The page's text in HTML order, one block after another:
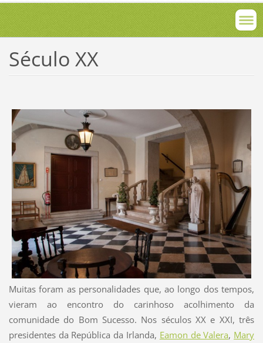
Século XX
Muitas foram as personalidades que, ao longo dos tempos,
vieram ao encontro do carinhoso acolhimento da
comunidade do Bom Sucesso. Nos séculos XX e XXI, três
presidentes da República da Irlanda, Eamon de Valera, Mary